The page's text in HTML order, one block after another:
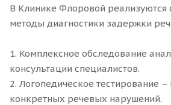
В Клинике Флоровой реализуются
методы диагностики задержки
1. Комплексное обследование
консультации специалистов.
2. Логопедическое тестирование
конкретных речевых нарушений.